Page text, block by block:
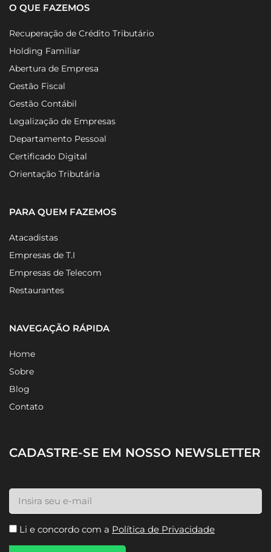
O QUE FAZEMOS
Recuperação de Crédito Tributário
Holding Familiar
Abertura de Empresa
Gestão Fiscal
Gestão Contábil
Legalização de Empresas
Departamento Pessoal
Certificado Digital
Orientação Tributária
PARA QUEM FAZEMOS
Atacadistas
Empresas de T.I
Empresas de Telecom
Restaurantes
NAVEGAÇÃO RÁPIDA
Home
Sobre
Blog
Contato
CADASTRE-SE EM NOSSO NEWSLETTER
Li e concordo com a Política de Privacidade